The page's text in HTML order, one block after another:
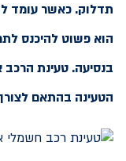
תדלוק. כאשר עומד
הוא פשוט להיכנס
בנסיעה. טעינת הרכב
הטעינה בהתאם